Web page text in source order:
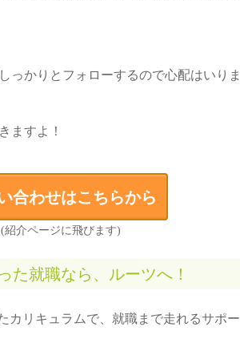
っかりとフォローするので心配はいり
ますよ！
合わせはこちらから
(紹介ページに飛びます)
た就職なら、ルーツへ！
カリキュラムで、就職まで走れるサポ